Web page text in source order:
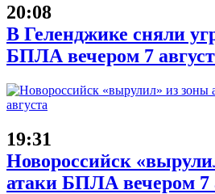
20:08
В Геленджике сняли
БПЛА вечером 7
19:31
Новороссийск
атаки БПЛА вечером 7